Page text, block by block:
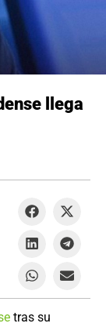
llega
tras su